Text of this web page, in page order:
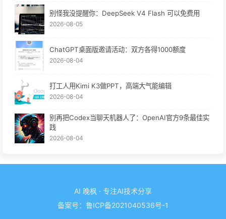
别怪我没提醒你：DeepSeek V4 Flash 可以免费用
2026-08-05
ChatGPT桌面版邀请活动：双方各得1000额度
2026-08-04
打工人用Kimi K3做PPT，高端大气能编辑
2026-08-04
别再把Codex当聊天机器人了：OpenAI官方9条最佳实
践
2026-08-04
AI 晚枫 · 专注AI技术分享
备案号： 鲁ICP备2021040536号-1